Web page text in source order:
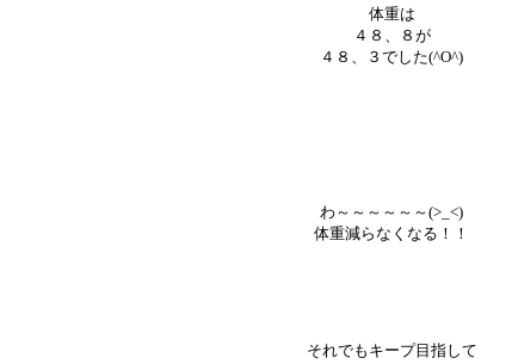
体重は
４８、８が
４８、３でした(^O^)
わ～～～～～～(>_<)
体重減らなくなる！！
それでもキープ目指して